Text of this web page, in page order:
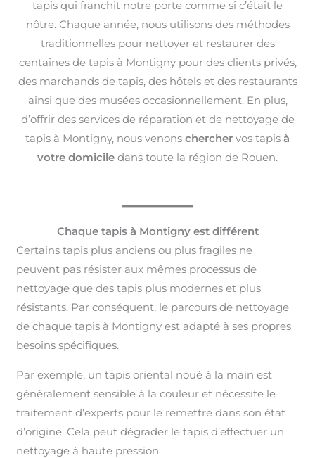
tapis qui franchit notre porte comme si c’était le
nôtre. Chaque année, nous utilisons des méthodes
traditionnelles pour nettoyer et restaurer des
centaines de tapis à Montigny pour des clients privés,
des marchands de tapis, des hôtels et des restaurants
ainsi que des musées occasionnellement. En plus,
d’offrir des services de réparation et de nettoyage de
tapis à Montigny, nous venons chercher vos tapis à
votre domicile dans toute la région de Rouen.
Chaque tapis à Montigny est différent
Certains tapis plus anciens ou plus fragiles ne
peuvent pas résister aux mêmes processus de
nettoyage que des tapis plus modernes et plus
résistants. Par conséquent, le parcours de nettoyage
de chaque tapis à Montigny est adapté à ses propres
besoins spécifiques.
Par exemple, un tapis oriental noué à la main est
généralement sensible à la couleur et nécessite le
traitement d’experts pour le remettre dans son état
d’origine. Cela peut dégrader le tapis d’effectuer un
nettoyage à haute pression.